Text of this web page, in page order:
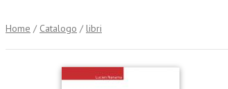
Home / Catalogo / libri